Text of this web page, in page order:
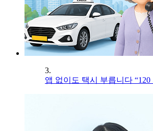
3.
앱 없이도 택시 부릅니다